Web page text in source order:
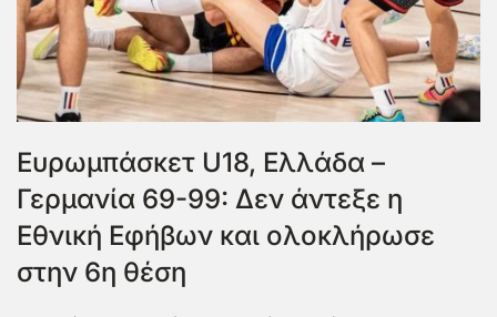
Ευρωμπάσκετ U18, Ελλάδα –
Γερμανία 69-99: Δεν άντεξε η
Εθνική Εφήβων και ολοκλήρωσε
στην 6η θέση